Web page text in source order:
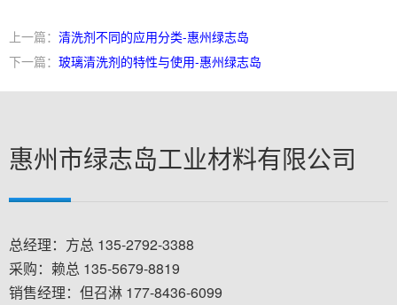
上一篇： 清洗剂不同的应用分类-惠州绿志岛
下一篇： 玻璃清洗剂的特性与使用-惠州绿志岛
惠州市绿志岛工业材料有限公司
总经理：方总 135-2792-3388
采购：赖总 135-5679-8819
销售经理：但召淋 177-8436-6099